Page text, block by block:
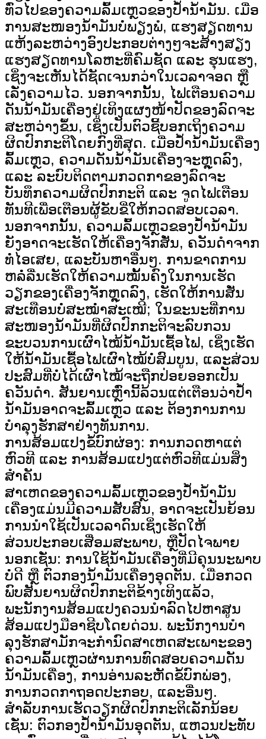
ທົ່ວໄປຂອງຄວາມລົ້ມເຫຼວຂອງປໍ້ານໍ້າມັນ. ເມື່ອ
ການສະໜອງນໍ້າມັນບໍ່ພຽງພໍ, ແຮງສຽດທານ
ແຫ້ງລະຫວ່າງອົງປະກອບຕ່າງໆຈະສ້າງສຽງ
ແຮງສຽດທານໂລຫະທີ່ຄົມຊັດ ແລະ ຮຸນແຮງ,
ເຊິ່ງຈະເຫັນໄດ້ຊັດເຈນກວ່າໃນເວລາຈອດ ຫຼື
ເລັ່ງຄວາມໄວ. ນອກຈາກນັ້ນ, ໄຟເຕືອນຄວາມ
ດັນນໍ້າມັນເຄື່ອງຢູ່ເທິງແຜງໜ້າປັດຂອງລົດຈະ
ສະຫວ່າງຂຶ້ນ, ເຊິ່ງເປັນຕົວຊີ້ບອກເຖິງຄວາມ
ຜິດປົກກະຕິໂດຍກົງທີ່ສຸດ. ເມື່ອປໍ້ານໍ້າມັນເຄື່ອງ
ລົ້ມເຫຼວ, ຄວາມດັນນໍ້າມັນເຄື່ອງຈະຫຼຸດລົງ,
ແລະ ລະບົບຕິດຕາມກວດກາຂອງລົດຈະ
ບັນທຶກຄວາມຜິດປົກກະຕິ ແລະ ຈູດໄຟເຕືອນ
ທັນທີເພື່ອເຕືອນຜູ້ຂັບຂີ່ໃຫ້ກວດສອບເວລາ.
ນອກຈາກນັ້ນ, ຄວາມລົ້ມເຫຼວຂອງປໍ້ານໍ້າມັນ
ຍັງອາດຈະເຮັດໃຫ້ເຄື່ອງຈັກສັ່ນ, ຄວັນດຳຈາກ
ທໍ່ໄອເສຍ, ແລະບັນຫາອື່ນໆ. ການຂາດການ
ຫລໍ່ລື່ນເຮັດໃຫ້ຄວາມໝັ້ນຄົງໃນການເຮັດ
ວຽກຂອງເຄື່ອງຈັກຫຼຸດລົງ, ເຮັດໃຫ້ການສັ່ນ
ສະເທືອນບໍ່ສະໝໍ່າສະເໝີ; ໃນຂະນະທີ່ການ
ສະໜອງນໍ້າມັນທີ່ຜິດປົກກະຕິຈະລົບກວນ
ຂະບວນການເຜົາໄໝ້ນໍ້າມັນເຊື້ອໄຟ, ເຊິ່ງເຮັດ
ໃຫ້ນໍ້າມັນເຊື້ອໄຟເຜົາໄໝ້ບໍ່ສົມບູນ, ແລະສ່ວນ
ປະສົມທີ່ບໍ່ໄດ້ເຜົາໄໝ້ຈະຖືກປ່ອຍອອກເປັນ
ຄວັນດຳ. ສັນຍານເຫຼົ່ານີ້ລ້ວນແຕ່ເຕືອນວ່າປໍ້າ
ນໍ້າມັນອາດຈະລົ້ມເຫຼວ ແລະ ຕ້ອງການການ
ບຳລຸງຮັກສາຢ່າງທັນການ.
ການສ້ອມແປງຂໍ້ບົກຜ່ອງ: ການກວດຫາແຕ່
ຫົວທີ ແລະ ການສ້ອມແປງແຕ່ຫົວທີແມ່ນສິ່ງ
ສຳຄັນ
ສາເຫດຂອງຄວາມລົ້ມເຫຼວຂອງປໍ້ານໍ້າມັນ
ເຄື່ອງແມ່ນມີຄວາມສັບສົນ, ອາດຈະເປັນຍ້ອນ
ການນໍາໃຊ້ເປັນເວລາດົນເຊິ່ງເຮັດໃຫ້
ສ່ວນປະກອບເສື່ອມສະພາບ, ຫຼືປັດໄຈພາຍ
ນອກເຊັ່ນ: ການໃຊ້ນໍ້າມັນເຄື່ອງທີ່ມີຄຸນນະພາບ
ບໍ່ດີ ຫຼື ຕົວກອງນໍ້າມັນເຄື່ອງອຸດຕັນ. ເມື່ອກວດ
ພົບສັນຍານຜິດປົກກະຕິຂ້າງເທິງແລ້ວ,
ພະນັກງານສ້ອມແປງຄວນນໍາລົດໄປຫາສູນ
ສ້ອມແປງມືອາຊີບໂດຍດ່ວນ. ພະນັກງານບໍາ
ລຸງຮັກສາມັກຈະກໍານົດສາເຫດສະເພາະຂອງ
ຄວາມລົ້ມເຫຼວຜ່ານການທົດສອບຄວາມດັນ
ນໍ້າມັນເຄື່ອງ, ການອ່ານລະຫັດຂໍ້ບົກພ່ອງ,
ການກວດກາຖອດປະກອບ, ແລະອື່ນໆ.
ສຳລັບການເຮັດວຽກຜິດປົກກະຕິເລັກນ້ອຍ
ເຊັ່ນ: ຕົວກອງປໍ້ານໍ້າມັນອຸດຕັນ, ແຫວນປະທັບ